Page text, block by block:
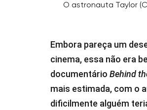
O astronauta Taylor
Embora pareça um
cinema, essa não era
documentário Behind
mais estimada, com o
dificilmente alguém